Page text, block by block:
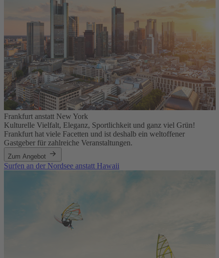
Frankfurt anstatt New York
Kulturelle Vielfalt, Eleganz, Sportlichkeit und ganz viel Grün!
Frankfurt hat viele Facetten und ist deshalb ein weltoffener
Gastgeber für zahlreiche Veranstaltungen.
Zum Angebot
Surfen an der Nordsee anstatt Hawaii